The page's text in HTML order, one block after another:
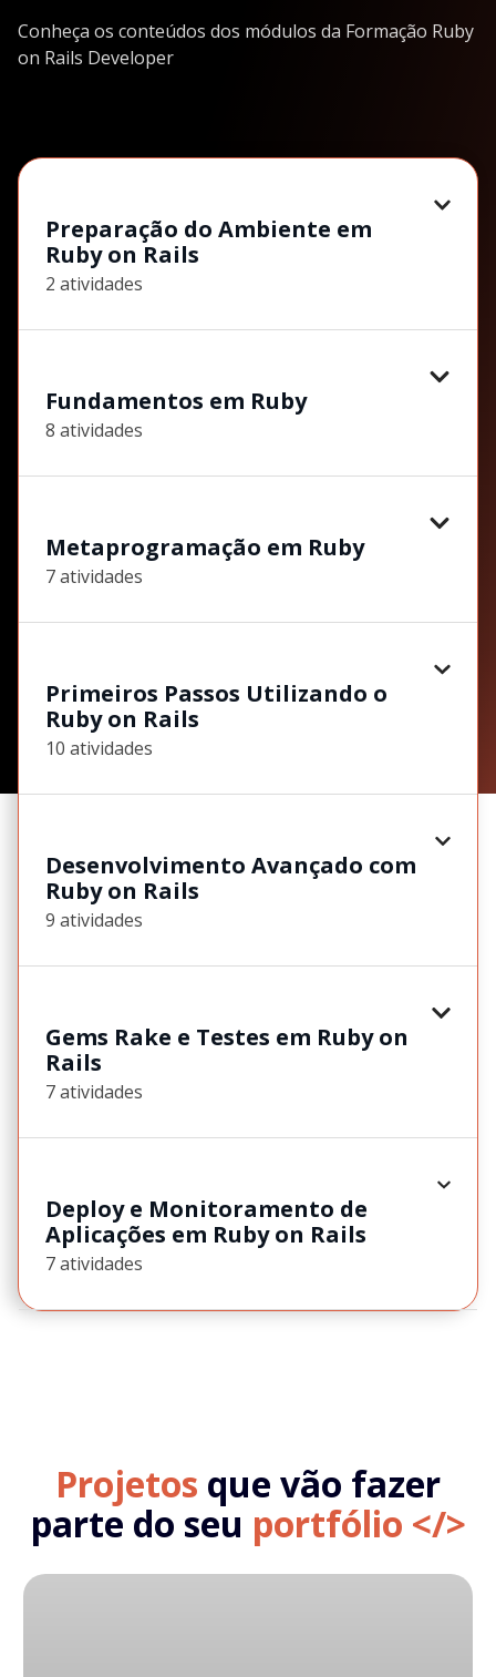
Conheça os conteúdos dos módulos da Formação Ruby
on Rails Developer
Preparação do Ambiente em
Ruby on Rails
2 atividades
Fundamentos em Ruby
8 atividades
Metaprogramação em Ruby
7 atividades
Primeiros Passos Utilizando o
Ruby on Rails
10 atividades
Desenvolvimento Avançado com
Ruby on Rails
9 atividades
Gems Rake e Testes em Ruby on
Rails
7 atividades
Deploy e Monitoramento de
Aplicações em Ruby on Rails
7 atividades
Projetos que vão fazer
parte do seu portfólio </>